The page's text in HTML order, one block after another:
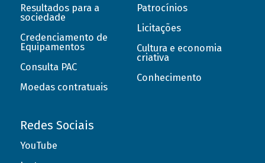
Resultados para a
sociedade
Credenciamento de
Equipamentos
Consulta PAC
Moedas contratuais
Patrocínios
Licitações
Cultura e economia
criativa
Conhecimento
Redes Sociais
YouTube